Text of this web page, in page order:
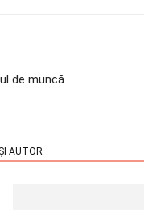
de muncă
AUTOR